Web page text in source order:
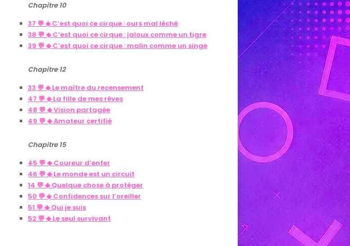
Chapitre 10
37 💬 ◈ C’est quoi ce cirque : ours mal léché
38 💬 ◈ C’est quoi ce cirque : jaloux comme un tigre
39 💬 ◈ C’est quoi ce cirque : malin comme un singe
Chapitre 12
33 💬 ◈ Le maître du recensement
47 💬 ◈ La fille de mes rêves
48 💬 ◈ Vision partagée
49 💬 ◈ Amateur certifié
Chapitre 15
45 💬 ◈ Coureur d’enfer
46 💬 ◈ Le monde est un circuit
14 💬 ◈ Quelque chose à protéger
50 💬 ◈ Confidences sur l’oreiller
51 💬 ◈ Qui je suis
52 💬 ◈ Le seul survivant